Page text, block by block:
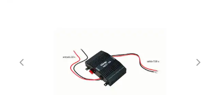
Previous Next